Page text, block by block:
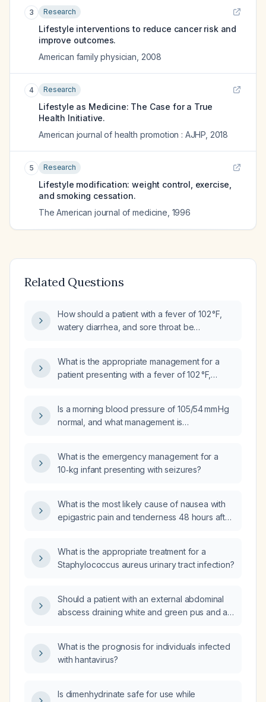
3 Research
Lifestyle interventions to reduce cancer risk and
improve outcomes.
American family physician 2008
4 Research
Lifestyle as Medicine: The Case for a True
Health Initiative.
American journal of health promotion : AJHP 2018
5 Research
Lifestyle modification: weight control, exercise,
and smoking cessation.
The American journal of medicine 1996
Related Questions
How should a patient with a fever of 102 °F,
watery diarrhea, and sore throat be
What is the appropriate management for a
patient presenting with a fever of 102 °F,
Is a morning blood pressure of 105/54 mm Hg
normal, and what management is
What is the emergency management for a
10‑kg infant presenting with seizures?
What is the most likely cause of nausea with
epigastric pain and tenderness 48 hours after
What is the appropriate treatment for a
Staphylococcus aureus urinary tract infection?
Should a patient with an external abdominal
abscess draining white and green pus and a
What is the prognosis for individuals infected
with hantavirus?
Is dimenhydrinate safe for use while